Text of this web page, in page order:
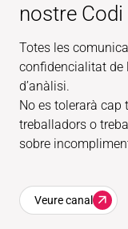
nostre Codi
Totes les
confidencialitat de
d’anàlisi.
No es tolerarà cap
treballadors o
sobre
Veure canal